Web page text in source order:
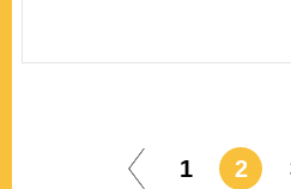
1 2